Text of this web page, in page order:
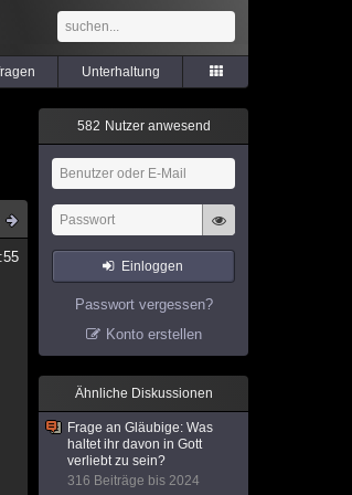
Unterhaltung
582 Nutzer anwesend
Einloggen
Passwort vergessen?
Konto erstellen
Ähnliche Diskussionen
Frage an Gläubige: Was
haltet ihr davon in Gott
verliebt zu sein?
316 Beiträge bis 2024